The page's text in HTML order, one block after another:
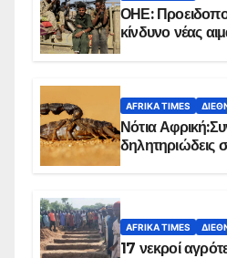
ΟΗΕ:
κίνδυνο νέας
AFRIKA TIMES
Νότια
δηλητηριώδεις
AFRIKA TIMES
17 νεκροί